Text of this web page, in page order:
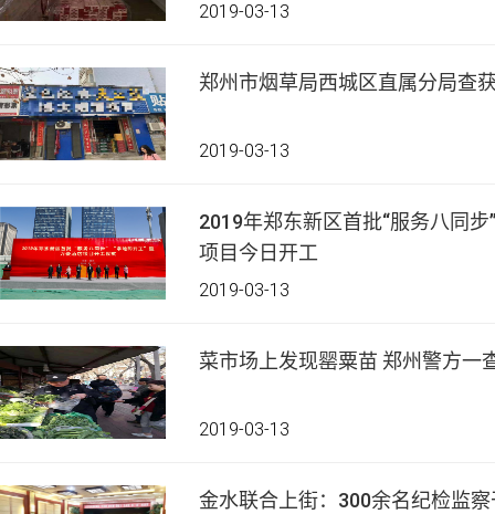
2019-03-13
郑州市烟草局西城区直属分局查
2019-03-13
2019年郑东新区首批“服务八同
项目今日开工
2019-03-13
菜市场上发现罂粟苗 郑州警方一
2019-03-13
金水联合上街：300余名纪检监